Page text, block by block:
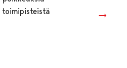
toimipisteistä